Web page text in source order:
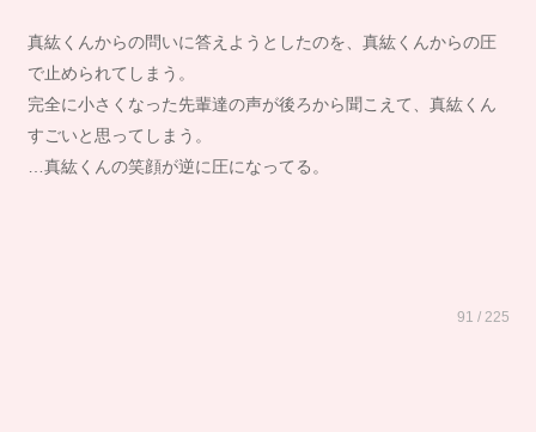
真紘くんからの問いに答えようとしたのを、真紘くんからの圧
で止められてしまう。
完全に小さくなった先輩達の声が後ろから聞こえて、真紘くん
すごいと思ってしまう。
…真紘くんの笑顔が逆に圧になってる。
91 / 225